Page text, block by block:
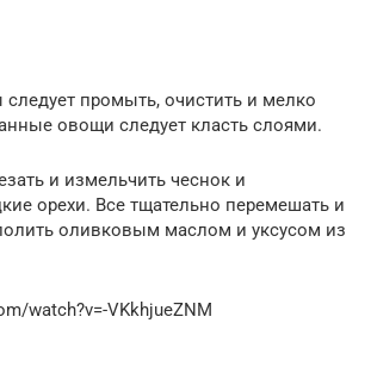
промыть, очистить и мелко
овощи следует класть слоями.
и измельчить чеснок и
орехи. Все тщательно перемешать и
оливковым маслом и уксусом из
watch?v=-VKkhjueZNM